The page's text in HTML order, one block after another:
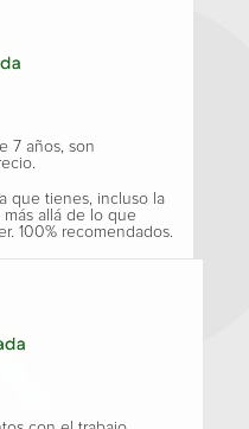
7 años, son
que tienes, incluso la
más allá de lo que
100% recomendados.